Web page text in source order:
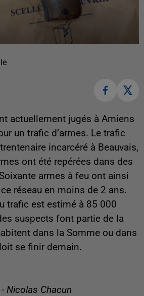
actuellement jugés à Amiens
un trafic d’armes. Le trafic
incarcéré à Beauvais,
ont été repérées dans des
armes à feu ont ainsi
réseau en moins de 2 ans.
trafic est estimé à 85 000
suspects font partie de la
dans la Somme ou dans
se finir demain.
Nicolas Chacun